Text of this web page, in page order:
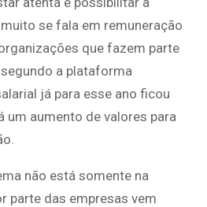
se fala em remuneração
que fazem parte
a plataforma
já para esse ano ficou
um aumento de valores para
não está somente na
parte das empresas vem